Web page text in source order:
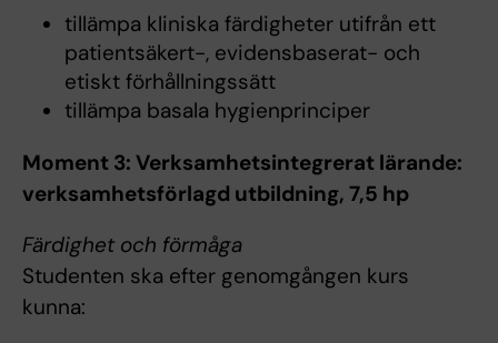
tillämpa kliniska färdigheter utifrån ett
patientsäkert-, evidensbaserat- och
etiskt förhållningssätt
tillämpa basala hygienprinciper
Moment 3: Verksamhetsintegrerat lärande:
verksamhetsförlagd utbildning, 7,5 hp
Färdighet och förmåga
Studenten ska efter genomgången kurs
kunna: